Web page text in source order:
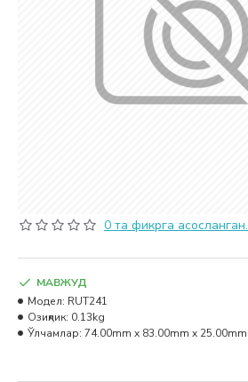
0 та фикрга асосланган.
МАВЖУД
Модел: RUT241
Озиқлик: 0.13kg
Ўлчамлар: 74.00mm x 83.00mm x 25.00mm